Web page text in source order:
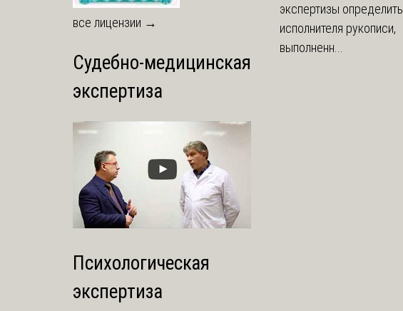
все лицензии →
Судебно-медицинская
экспертиза
Психологическая
экспертиза
экспертизы определить
исполнителя рукописи,
выполненн...